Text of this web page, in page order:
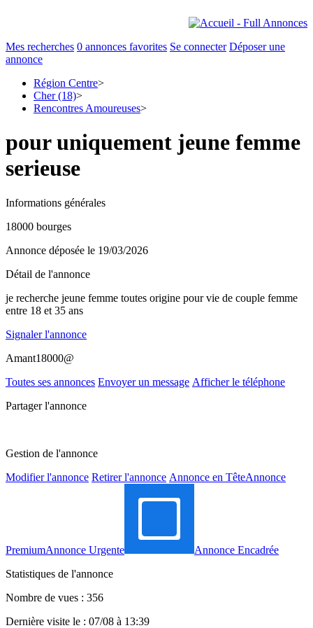
Mes recherches 0 annonces favorites Se connecter Déposer une
annonce
Région Centre>
Cher (18)>
Rencontres Amoureuses>
pour uniquement jeune femme
serieuse
Informations générales
18000 bourges
Annonce déposée le 19/03/2026
Détail de l'annonce
je recherche jeune femme toutes origine pour vie de couple femme
entre 18 et 35 ans
Signaler l'annonce
Amant18000@
Toutes ses annonces Envoyer un message Afficher le téléphone
Partager l'annonce
Gestion de l'annonce
Modifier l'annonce Retirer l'annonce Annonce en TêteAnnonce
PremiumAnnonce Urgente
Annonce Encadrée
Statistiques de l'annonce
Nombre de vues : 356
Dernière visite le : 07/08 à 13:39